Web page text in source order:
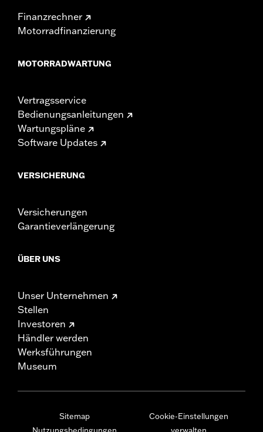
Finanzrechner
Motorradfinanzierung
MOTORRADWARTUNG
Vertragsservice
Bedienungsanleitungen
Wartungspläne
Software Updates
VERSICHERUNG
Versicherungen
Garantieverlängerung
ÜBER UNS
Unser Unternehmen
Stellen
Investoren
Händler werden
Werksführungen
Museum
Sitemap
Nutzungsbedingungen
Cookie-Einstellungen
verwalten